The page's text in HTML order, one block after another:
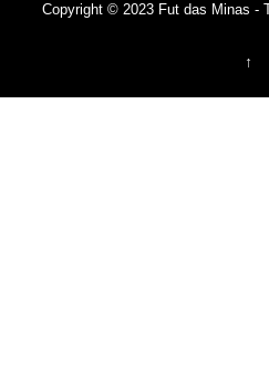
Copyright © 2023 Fut das Minas -
↑